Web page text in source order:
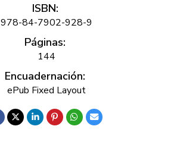
ISBN:
978-84-7902-928-9
Páginas:
144
Encuadernación:
ePub Fixed Layout